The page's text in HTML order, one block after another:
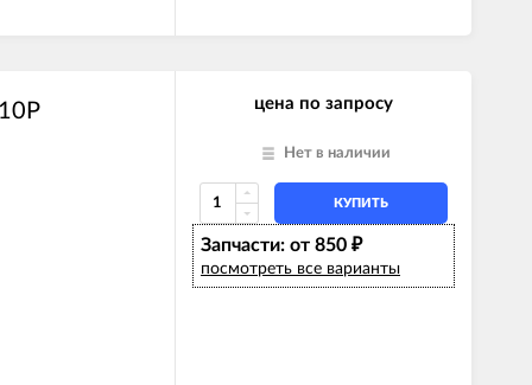
цена по запросу
Нет в наличии
КУПИТЬ
Запчасти: от 850 ₽
посмотреть все варианты